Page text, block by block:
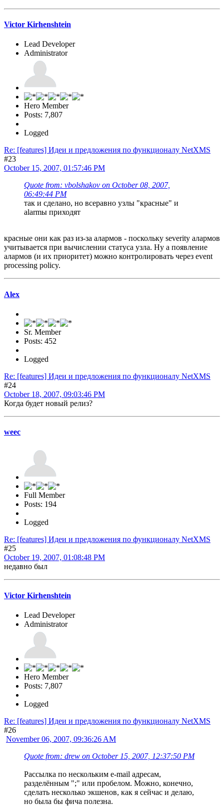
Victor Kirhenshtein
Lead Developer
Administrator
Hero Member
Posts: 7,807
Logged
Re: [features] Идеи и предложения по функционалу NetXMS
#23
October 15, 2007, 01:57:46 PM
Quote from: vbolshakov on October 08, 2007,
06:49:44 PM
так и сделано, но всеравно узлы "красные" и
alarmы приходят
красные они как раз из-за алармов - поскольку severity алармов
учитывается при вычислении статуса узла. Ну а появление
алармов (и их приоритет) можно контролировать через event
processing policy.
Alex
Sr. Member
Posts: 452
Logged
Re: [features] Идеи и предложения по функционалу NetXMS
#24
October 18, 2007, 09:03:46 PM
Когда будет новый релиз?
weec
Full Member
Posts: 194
Logged
Re: [features] Идеи и предложения по функционалу NetXMS
#25
October 19, 2007, 01:08:48 PM
недавно был
Victor Kirhenshtein
Lead Developer
Administrator
Hero Member
Posts: 7,807
Logged
Re: [features] Идеи и предложения по функционалу NetXMS
#26
November 06, 2007, 09:36:26 AM
Quote from: drew on October 15, 2007, 12:37:50 PM
Рассылка по нескольким e-mail адресам,
разделённым ";" или пробелом. Можно, конечно,
сделать несколько экшенов, как я сейчас и делаю,
но была бы фича полезна.